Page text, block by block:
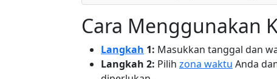
Cara Menggunakan
Langkah 1: Masukkan tanggal dan
Langkah 2: Pilih zona waktu Anda